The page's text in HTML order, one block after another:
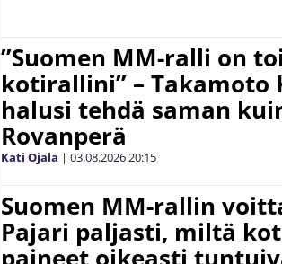
”Suomen MM-ralli on
kotirallini” – Takamoto
halusi tehdä saman
Rovanperä
Kati Ojala | 03.08.202620:15
Suomen MM-rallin
Pajari paljasti, miltä